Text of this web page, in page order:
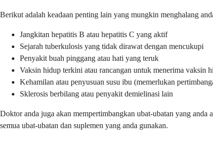
Berikut adalah keadaan penting lain yang mungkin menghalang
Jangkitan hepatitis B atau hepatitis C yang aktif
Sejarah tuberkulosis yang tidak dirawat dengan mencukupi
Penyakit buah pinggang atau hati yang teruk
Vaksin hidup terkini atau rancangan untuk menerima vaksin
Kehamilan atau penyusuan susu ibu (memerlukan
Sklerosis berbilang atau penyakit demielinasi lain
Doktor anda juga akan mempertimbangkan ubat-ubatan yang
semua ubat-ubatan dan suplemen yang anda gunakan.